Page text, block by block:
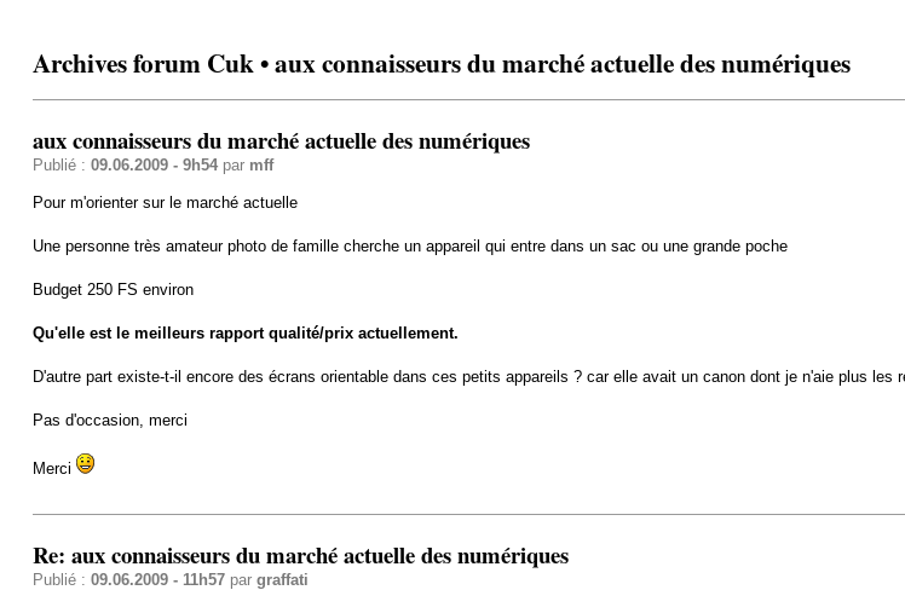
Archives forum Cuk • aux connaisseurs du marché actuelle des numériques
aux connaisseurs du marché actuelle des numériques
Publié : 09.06.2009 - 9h54par mff
Pour m'orienter sur le marché actuelle
Une personne très amateur photo de famille cherche un appareil qui entre dans un sac ou une grande poche
Budget 250 FS environ
Qu'elle est le meilleurs rapport qualité/prix actuellement.
D'autre part existe-t-il encore des écrans orientable dans ces petits appareils ? car elle avait un canon dont je n'aie plus les
Pas d'occasion, merci
Merci
Re: aux connaisseurs du marché actuelle des numériques
Publié : 09.06.2009 - 11h57par graffati